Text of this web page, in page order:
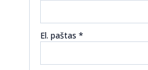
El. paštas*